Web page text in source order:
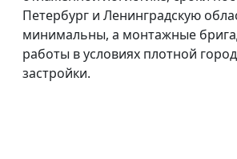
Петербург и Ленинградскую
минимальны, а монтажные
работы в условиях плотной
застройки.